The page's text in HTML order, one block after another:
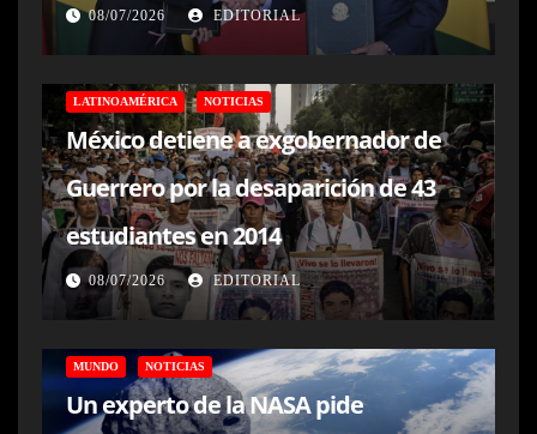
08/07/2026 EDITORIAL
LATINOAMÉRICA NOTICIAS
México detiene a exgobernador de
Guerrero por la desaparición de 43
estudiantes en 2014
08/07/2026 EDITORIAL
MUNDO NOTICIAS
Un experto de la NASA pide